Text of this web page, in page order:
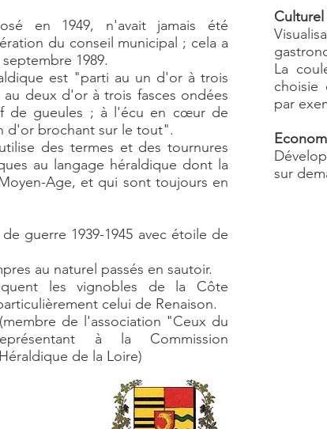
en 1949, n'avait jamais été
du conseil municipal ; cela a
1989.
est "parti au un d'or à trois
deux d'or à trois fasces ondées
de gueules ; à l'écu en cœur de
d'or brochant sur le tout".
des termes et des tournures
au langage héraldique dont la
Age, et qui sont toujours en
guerre 1939-1945 avec étoile de
au naturel passés en sautoir.
les vignobles de la Côte
celui de Renaison.
de l'association "Ceux du
à la Commission
de la Loire)
Culturel
La
choisie
par
sur